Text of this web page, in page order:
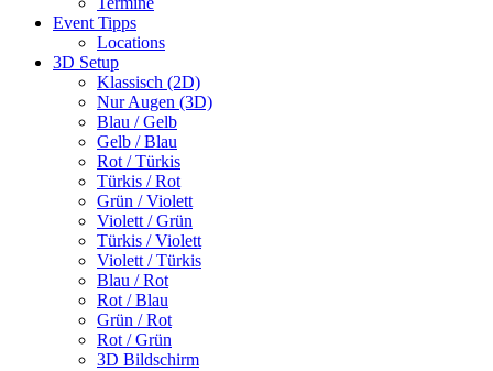
Event Tipps
Locations
3D Setup
Klassisch (2D)
Nur Augen (3D)
Blau / Gelb
Gelb / Blau
Rot / Türkis
Türkis / Rot
Grün / Violett
Violett / Grün
Türkis / Violett
Violett / Türkis
Blau / Rot
Rot / Blau
Grün / Rot
Rot / Grün
3D Bildschirm